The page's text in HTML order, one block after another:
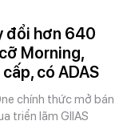
đổi hơn 640
Morning,
có ADAS
chính thức mở bán
triển lãm GIIAS